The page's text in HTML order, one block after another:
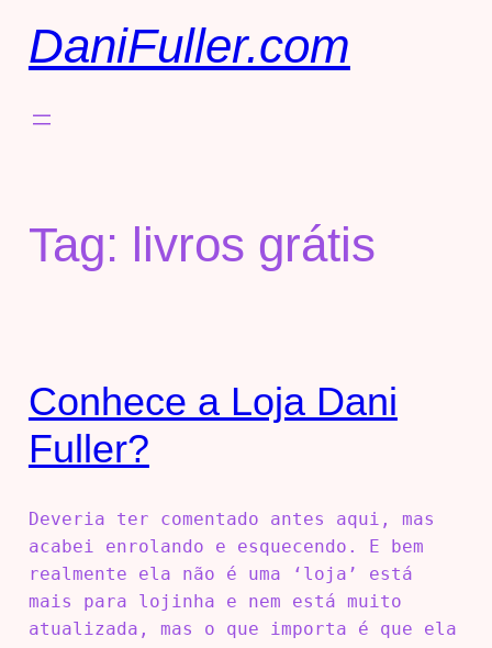
DaniFuller.com
Tag: livros grátis
Conhece a Loja Dani
Fuller?
Deveria ter comentado antes aqui, mas
acabei enrolando e esquecendo. E bem
realmente ela não é uma ‘loja’ está
mais para lojinha e nem está muito
atualizada, mas o que importa é que ela